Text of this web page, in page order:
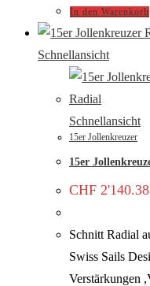
In den Warenkorb
Schnellansicht
Schnellansicht
15er Jollenkreuzer
15er
CHF 2'140.38
Schnitt Radial
Swiss Sails
Verstärkungen